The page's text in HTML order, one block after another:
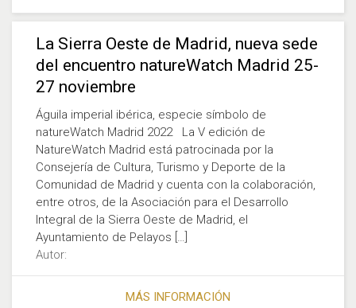
La Sierra Oeste de Madrid, nueva sede
del encuentro natureWatch Madrid 25-
27 noviembre
Águila imperial ibérica, especie símbolo de
natureWatch Madrid 2022 La V edición de
NatureWatch Madrid está patrocinada por la
Consejería de Cultura, Turismo y Deporte de la
Comunidad de Madrid y cuenta con la colaboración,
entre otros, de la Asociación para el Desarrollo
Integral de la Sierra Oeste de Madrid, el
Ayuntamiento de Pelayos […]
Autor:
MÁS INFORMACIÓN